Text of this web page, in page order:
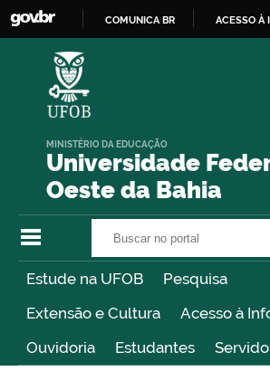
COMUNICA BR ACESSO À
Universidade
Oeste da Bahia
MINISTÉRIO DA EDUCAÇÃO
Estude na UFOB
Pesquisa
Extensão e Cultura
Acesso à
Ouvidoria
Estudantes